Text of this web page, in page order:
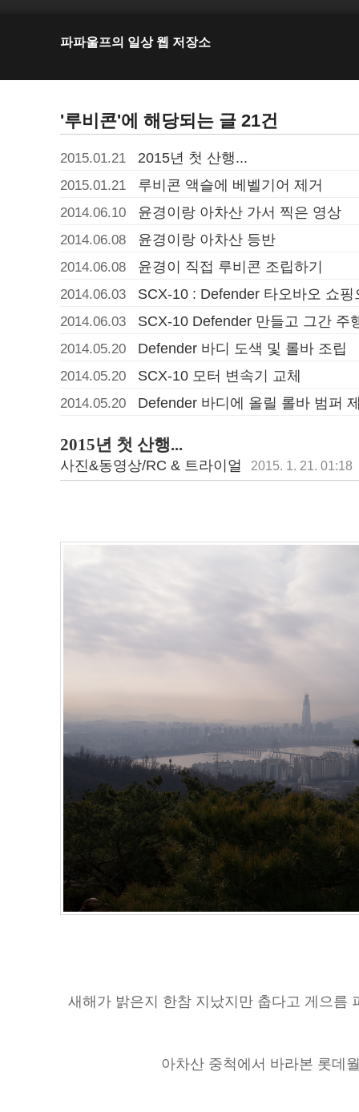
파파울프의 일상 웹 저장소
'루비콘'에 해당되는 글 21건
2015.01.21 2015년 첫 산행...
2015.01.21 루비콘 액슬에 베벨기어 제거
2014.06.10 윤경이랑 아차산 가서 찍은 영상
2014.06.08 윤경이랑 아차산 등반
2014.06.08 윤경이 직접 루비콘 조립하기
2014.06.03 SCX-10 : Defender 타오바오 쇼
2014.06.03 SCX-10 Defender 만들고 그간 주
2014.05.20 Defender 바디 도색 및 롤바 조립
2014.05.20 SCX-10 모터 변속기 교체
2014.05.20 Defender 바디에 올릴 롤바 범퍼
2015년 첫 산행...
사진&동영상/RC & 트라이얼 2015. 1. 21. 01:18
새해가 밝은지 한참 지났지만 춥다고 게으름
아차산 중척에서 바라본 롯데